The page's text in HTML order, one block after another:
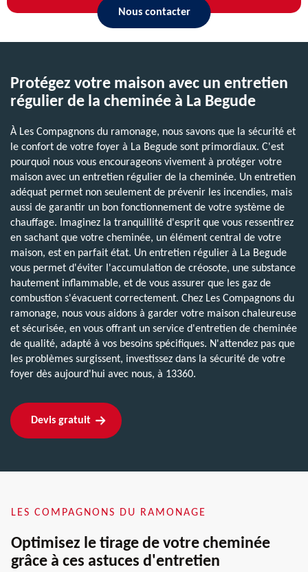
Nous contacter
Protégez votre maison avec un entretien
régulier de la cheminée à La Begude
À Les Compagnons du ramonage, nous savons que la sécurité et
le confort de votre foyer à La Begude sont primordiaux. C'est
pourquoi nous vous encourageons vivement à protéger votre
maison avec un entretien régulier de la cheminée. Un entretien
adéquat permet non seulement de prévenir les incendies, mais
aussi de garantir un bon fonctionnement de votre système de
chauffage. Imaginez la tranquillité d'esprit que vous ressentirez
en sachant que votre cheminée, un élément central de votre
maison, est en parfait état. Un entretien régulier à La Begude
vous permet d'éviter l'accumulation de créosote, une substance
hautement inflammable, et de vous assurer que les gaz de
combustion s'évacuent correctement. Chez Les Compagnons du
ramonage, nous vous aidons à garder votre maison chaleureuse
et sécurisée, en vous offrant un service d'entretien de cheminée
de qualité, adapté à vos besoins spécifiques. N'attendez pas que
les problèmes surgissent, investissez dans la sécurité de votre
foyer dès aujourd'hui avec nous, à 13360.
Devis gratuit
LES COMPAGNONS DU RAMONAGE
Optimisez le tirage de votre cheminée
grâce à ces astuces d'entretien